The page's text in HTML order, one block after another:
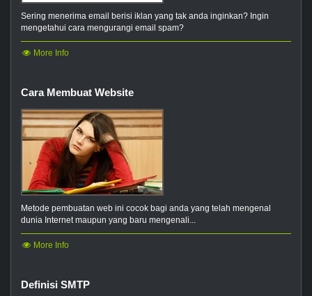
Sering menerima email berisi iklan yang tak anda inginkan? Ingin
mengetahui cara mengurangi email spam?
More Info
Cara Membuat Website
Metode pembuatan web ini cocok bagi anda yang telah mengenal
dunia Internet maupun yang baru mengenali...
More Info
Definisi SMTP